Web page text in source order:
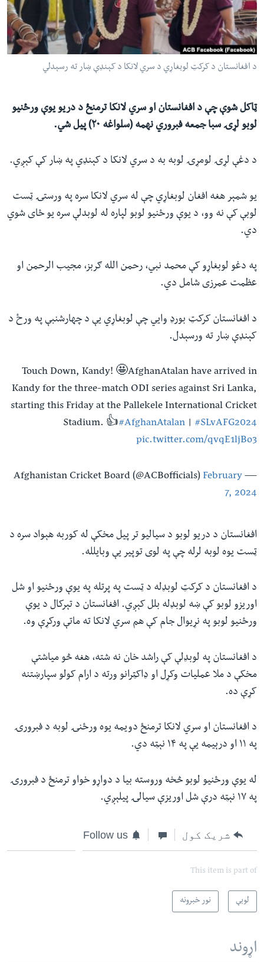
شئ
لټون
ځای
له مونږ سره په تماس کې پاتې شئ
د افغانستان د کرکټ لوبغاړي د سري لانکا د کېنډې ښار ته رسېدلي
ټاکل شوې چې د افغانستان او سري لانکا ترمنځ د دریو یوې ورځنیو
لوبو لړۍ سبا جمعه فبروري نهمه (سلواغه ۲۰) پیل شي.
د دغې لړۍ لومړۍ لوبه به د سري لانکا د کېنډي په ښار کې کېږي.
یو شمېر هغه افغان لوبغاړي چې له سري لانکا سره په ورستۍ ټست
لوبې کې نه وو، د یوې ورځنیو لوبو لپاره له لوبدلې سره یو ځای شوي
‌دي.
په دغو لوبغاړو کې محمد نبي،‌ رحمن الله ګربز، مجیب الرحمن او
عظمت عمرزی شامل دي.
د افغانستان کرکټ بورډ وايي چې لوبغاړي یې د چهارشنبې په ورځ د
کېنډې ښار ته ورسېدل.
Touch Down, Kandy! 🤩AfghanAtalan have arrived in
Kandy for the three-match ODI series against Sri Lanka,
starting this Friday at the Pallekele International Cricket
Stadium. 👍#AfghanAtalan | #SLvAFG2024
pic.twitter.com/qvqE1ljBo3
— Afghanistan Cricket Board (@ACBofficials)
February
7, 2024
افغانستان د دریو لوبو د سیالیو تر پيل مخکې له کوربه هېواد سره د
ټست یوه لوبه لرله چې په لوی توپیر یې وبایلله.
د افغانستان د کرکټ لوبډله د ټست په پرتله په یوې ورځنیو او شل
اوریزو لوبو کې ښه لوبډله بلل کېږي. افغانستان د تېرکال د یوې
ورځنیو لوبو په نړیوال جام کې هم سري لانکا ته ماتې ورکړې وه.
د افغانستان په لوبډلې کې راشد خان نه شته، هغه څو میاشتې
مخکې د ملا عملیات وکړل او ډاکټرانو ورته د ارام کولو سپارښتنه
کړې ده.
د افغانستان او سري لانکا ترمنځ دویمه یوه ورځنۍ لوبه د فبرورۍ
په ۱۱ او درېیمه یې په ۱۴ نېټه دي.
له یوې ورځنیو لوبو څخه وروسته بیا د دواړو خواو ترمنځ د فبرورۍ
په ۱۷ نېټه درې شل اوریزې سیالۍ پیلېږي.
شریک کول Follow us
This item is part of
لوبې نور خبرونه
اړوند